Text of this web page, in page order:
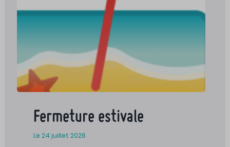
Fermeture estivale
Le 24 juillet 2026